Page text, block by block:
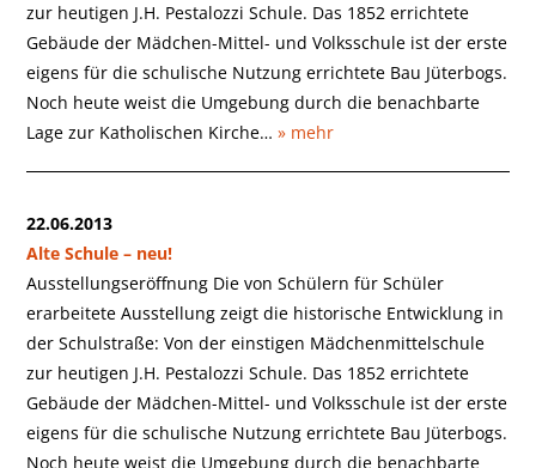
zur heutigen J.H. Pestalozzi Schule. Das 1852 errichtete
Gebäude der Mädchen-Mittel- und Volksschule ist der erste
eigens für die schulische Nutzung errichtete Bau Jüterbogs.
Noch heute weist die Umgebung durch die benachbarte
Lage zur Katholischen Kirche…» mehr
22.06.2013
Alte Schule – neu!
Ausstellungseröffnung Die von Schülern für Schüler
erarbeitete Ausstellung zeigt die historische Entwicklung in
der Schulstraße: Von der einstigen Mädchenmittelschule
zur heutigen J.H. Pestalozzi Schule. Das 1852 errichtete
Gebäude der Mädchen-Mittel- und Volksschule ist der erste
eigens für die schulische Nutzung errichtete Bau Jüterbogs.
Noch heute weist die Umgebung durch die benachbarte